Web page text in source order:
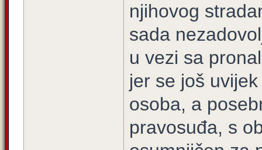
njihovog
sada
u vezi sa
jer se još
osoba, a
pravosuđa, s